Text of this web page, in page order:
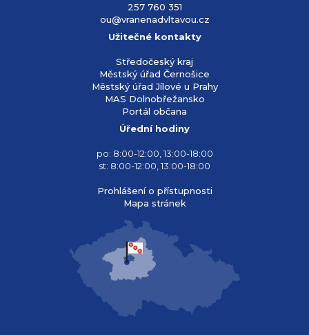
257 760 351
ou@vranenadvltavou.cz
Užitečné kontakty
Středočeský kraj
Městský úřad Černošice
Městský úřad Jílové u Prahy
MAS Dolnobřežansko
Portál občana
Úřední hodiny
po: 8:00-12:00, 13:00-18:00
st: 8:00-12:00, 13:00-18:00
Prohlášení o přístupnosti
Mapa stránek